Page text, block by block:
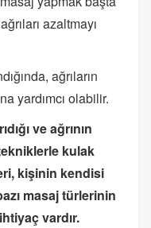
azaltmayı
ağrıların
yardımcı olabilir.
ve ağrının
kulak
kişinin kendisi
masaj türlerinin
vardır.